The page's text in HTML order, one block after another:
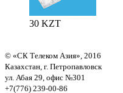
30 KZT
© «СК Телеком Азия», 2016
Казахстан, г. Петропавловск
ул. Абая 29, офис №301
+7(776) 239-00-86